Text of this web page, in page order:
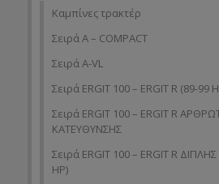
Καμπίνες τρακτέρ
Σειρά A – COMPACT
Σειρά A-VL
Σειρά ERGIT 100 – ERGIT R (89-99
Σειρά ERGIT 100 – ERGIT R
ΚΑΤΕΥΘΥΝΣΗΣ
Σειρά ERGIT 100 – ERGIT R
HP)